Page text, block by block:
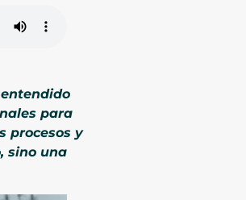
para
procesos y
sino una